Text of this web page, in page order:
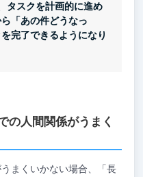
タスクを計画的に進め
「あの件どうなっ
完了できるようになり
の人間関係がうまく
まくいかない場合、「長